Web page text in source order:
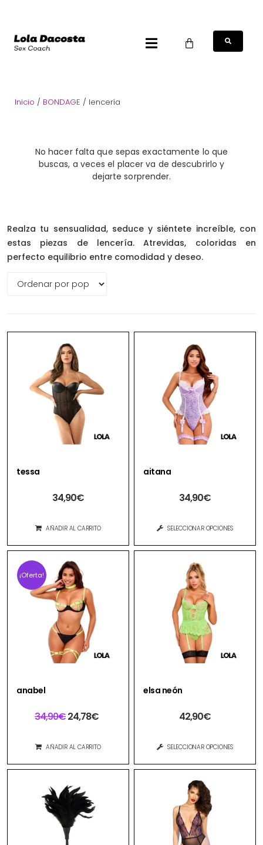
Inicio / BONDAGE / lencería
No hacer falta que sepas exactamente lo que
buscas, a veces el placer va de descubrirlo y
dejarte sorprender.
Realza tu sensualidad, seduce y siéntete increíble, con
estas piezas de lencería. Atrevidas, coloridas en
perfecto equilibrio entre comodidad y deseo.
tessa
34,90€
AÑADIR AL CARRITO
aitana
34,90€
SELECCIONAR OPCIONES
¡Oferta!
anabel
34,90€24,78€
AÑADIR AL CARRITO
elsa neón
42,90€
SELECCIONAR OPCIONES